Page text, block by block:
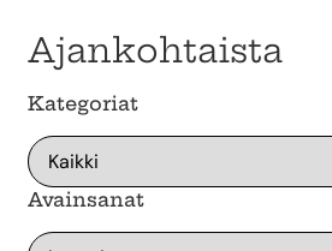
Ajankohtaista
Kategoriat
Avainsanat